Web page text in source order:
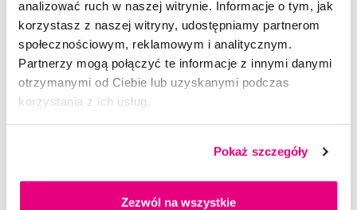
analizować ruch w naszej witrynie. Informacje o tym, jak
korzystasz z naszej witryny, udostępniamy partnerom
społecznościowym, reklamowym i analitycznym.
Partnerzy mogą połączyć te informacje z innymi danymi
otrzymanymi od Ciebie lub uzyskanymi podczas
korzystania z ich usług.
Pokaż szczegóły
Zezwól na wszystkie
55,00 Zł
(130x)